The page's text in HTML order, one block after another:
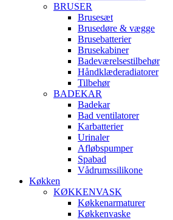
BRUSER
Brusesæt
Brusedøre & vægge
Brusebatterier
Brusekabiner
Badeværelsestilbehør
Håndklæderadiatorer
Tilbehør
BADEKAR
Badekar
Bad ventilatorer
Karbatterier
Urinaler
Afløbspumper
Spabad
Vådrumssilikone
Køkken
KØKKENVASK
Køkkenarmaturer
Køkkenvaske